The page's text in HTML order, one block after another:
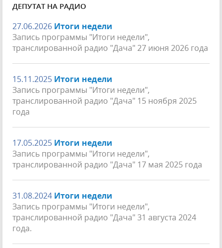
ДЕПУТАТ НА РАДИО
27.06.2026 Итоги недели
Запись программы "Итоги недели",
транслированной радио "Дача" 27 июня 2026 года
15.11.2025 Итоги недели
Запись программы "Итоги недели",
транслированной радио "Дача" 15 ноября 2025
года
17.05.2025 Итоги недели
Запись программы "Итоги недели",
транслированной радио "Дача" 17 мая 2025 года
31.08.2024 Итоги недели
Запись программы "Итоги недели",
транслированной радио "Дача" 31 августа 2024
года.